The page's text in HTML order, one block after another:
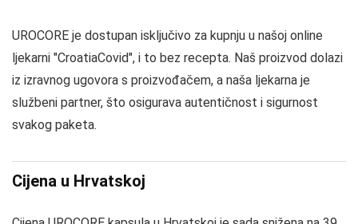
UROCORE je dostupan isključivo za kupnju u našoj online
ljekarni "CroatiaCovid", i to bez recepta. Naš proizvod dolazi
iz izravnog ugovora s proizvođačem, a naša ljekarna je
službeni partner, što osigurava autentičnost i sigurnost
svakog paketa.
Cijena u Hrvatskoj